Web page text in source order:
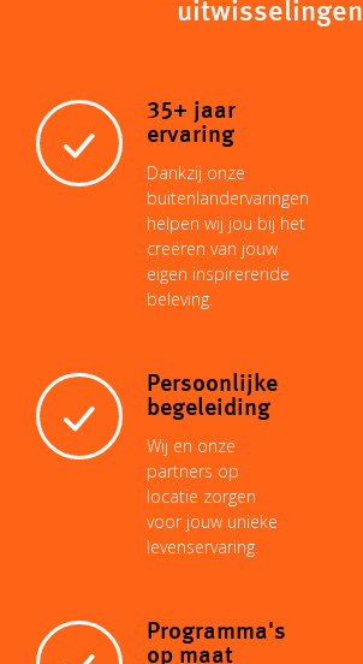
uitwisselingen
35+ jaar
ervaring
Dankzij onze
buitenlandervaringen
helpen wij jou bij het
creëren van jouw
eigen inspirerende
beleving.
Persoonlijke
begeleiding
Wij en onze
partners op
locatie zorgen
voor jouw unieke
levenservaring.
Programma's
op maat